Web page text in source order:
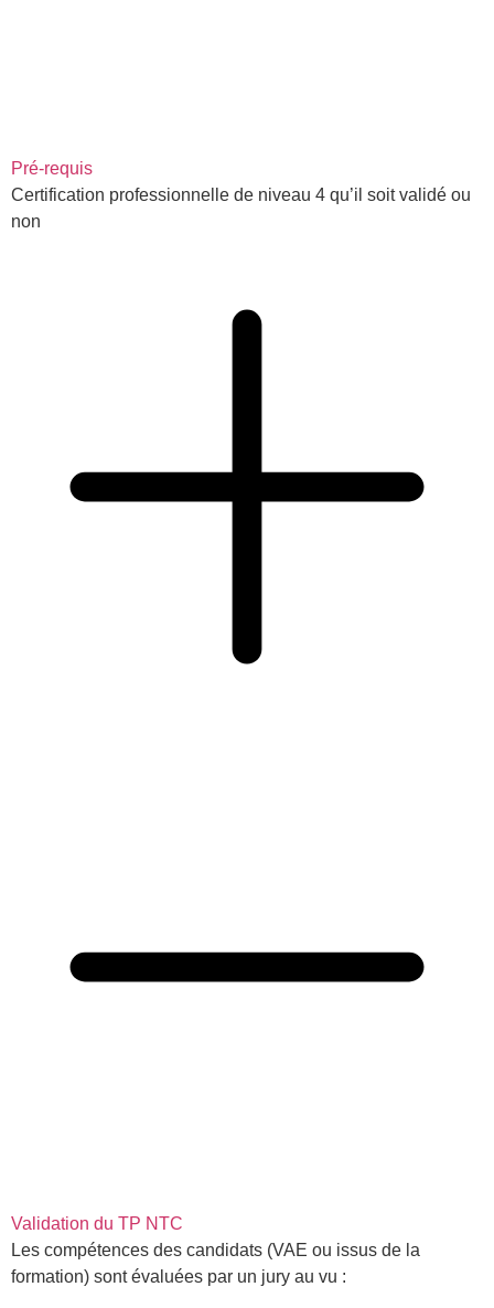
Pré-requis
Certification professionnelle de niveau 4 qu’il soit validé ou
non
Validation du TP NTC
Les compétences des candidats (VAE ou issus de la
formation) sont évaluées par un jury au vu :